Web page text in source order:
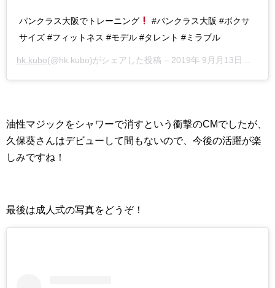
パンクラス大阪でトレーニング
#パンクラス大阪 #ボクサ
サイズ #フィットネス #モデル #タレント #ミラブル
hk.kubo(@hk.kubo)がシェアした投稿 – 2019年 9月月13日午前2時19分PDT
油性マジックをシャワーで消すという衝撃のCMでしたが、
久保葵さんはデビューして間もないので、今後の活躍が楽
しみですね！
最後は成人式の写真をどうぞ！